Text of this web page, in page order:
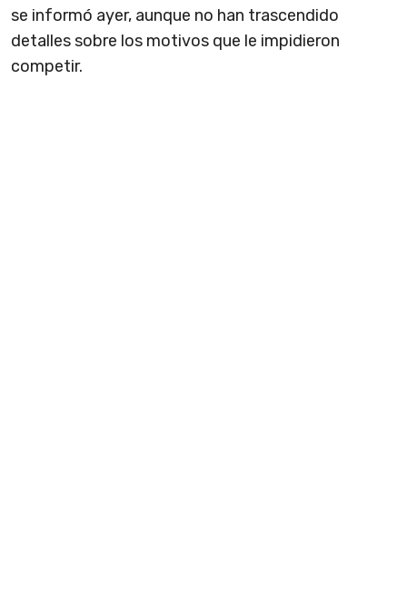
se informó ayer, aunque no han trascendido
detalles sobre los motivos que le impidieron
competir.